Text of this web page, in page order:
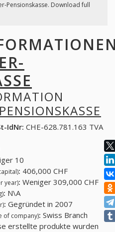
Pensionskasse. Download full
IdNr: CHE-628.781.163 TVA
10
: 406,000 CHF
year): Weniger 309,000 CHF
: N\A
: Gegründet in 2007
of company): Swiss Branch
erstellte produkte wurden